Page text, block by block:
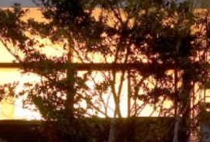
グ業務
・講師／審査員
子どもたちの豊かな感受性を育成する
保育環境をつくる
建築家が賃貸経営を考える
建築事務所によるホステル設計・運営